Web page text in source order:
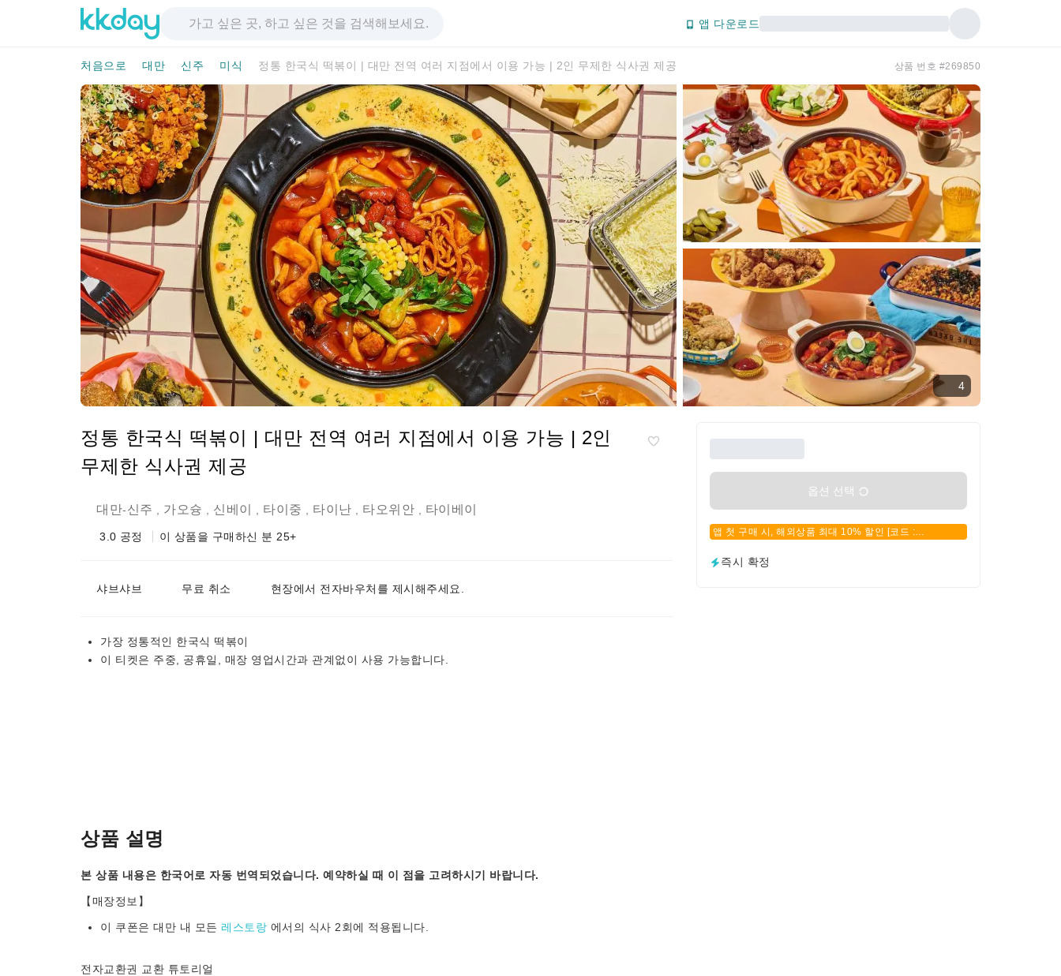
앱 다운로드
처음으로 대만 신주 미식 정통 한국식 떡볶이 | 대만 전역 여러 지점에서 이용 가능 | 2인 무제한 식사권 제공 상품 번호 #269850
4
정통 한국식 떡볶이 | 대만 전역 여러 지점에서 이용 가능 | 2인
무제한 식사권 제공
대만-신주 가오슝 신베이 타이중 타이난 타오위안 타이베이
3.0 공정 이 상품을 구매하신 분 25+
샤브샤브 무료 취소 현장에서 전자바우처를 제시해주세요.
가장 정통적인 한국식 떡볶이
이 티켓은 주중, 공휴일, 매장 영업시간과 관계없이 사용 가능합니다.
옵션 선택
앱 첫 구매 시, 해외상품 최대 10% 할인 [코드 :
즉시 확정
상품 설명
본 상품 내용은 한국어로 자동 번역되었습니다. 예약하실 때 이 점을 고려하시기 바랍니다.
【매장정보】
이 쿠폰은 대만 내 모든 레스토랑 에서의 식사 2회에 적용됩니다.
전자교환권 교환 튜토리얼